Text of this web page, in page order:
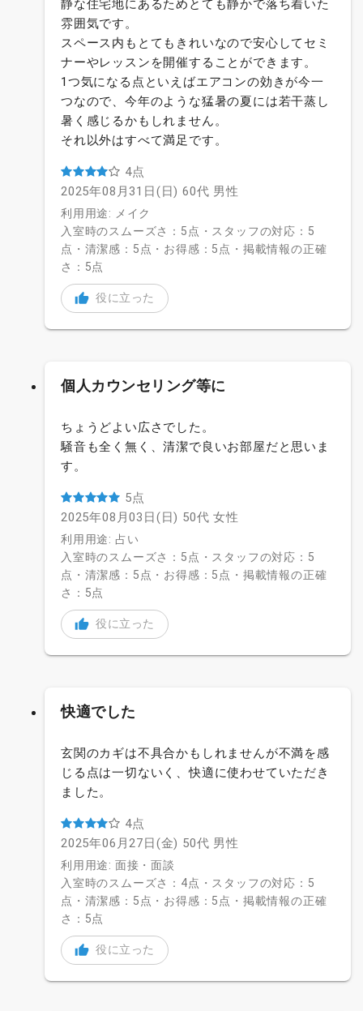
静な住宅地にあるためとても静かで落ち着いた
雰囲気です。
スペース内もとてもきれいなので安心してセミ
ナーやレッスンを開催することができます。
1つ気になる点といえばエアコンの効きが今一
つなので、今年のような猛暑の夏には若干蒸し
暑く感じるかもしれません。
それ以外はすべて満足です。
4点
2025年08月31日(日) 60代 男性
利用用途: メイク
入室時のスムーズさ：5点・スタッフの対応：5
点・清潔感：5点・お得感：5点・掲載情報の正確
さ：5点
役に立った
個人カウンセリング等に
ちょうどよい広さでした。
騒音も全く無く、清潔で良いお部屋だと思いま
す。
5点
2025年08月03日(日) 50代 女性
利用用途: 占い
入室時のスムーズさ：5点・スタッフの対応：5
点・清潔感：5点・お得感：5点・掲載情報の正確
さ：5点
役に立った
快適でした
玄関のカギは不具合かもしれませんが不満を感
じる点は一切ないく、快適に使わせていただき
ました。
4点
2025年06月27日(金) 50代 男性
利用用途: 面接・面談
入室時のスムーズさ：4点・スタッフの対応：5
点・清潔感：5点・お得感：5点・掲載情報の正確
さ：5点
役に立った